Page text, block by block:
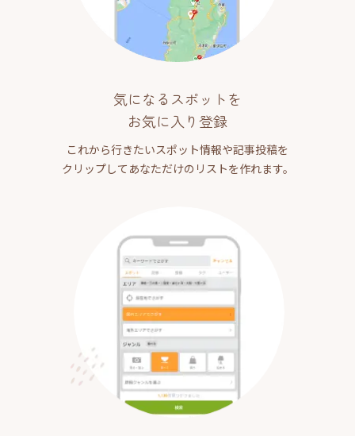
気になるスポットを
お気に入り登録
これから行きたいスポット情報や記事投稿を
クリップしてあなただけのリストを作れます。